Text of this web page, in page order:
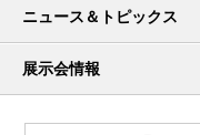
ニュース＆トピックス
展示会情報